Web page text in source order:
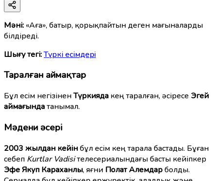
Мәні: «Аға», батыр, қорықпайтын деген мағыналарды
білдіреді.
Шығу тегі:Түркі есімдерi
Таралған аймақтар
Бұл есім негізіненТүркияда кең таралған, әсіресе Эгей
аймағындатанымал.
Мәдени әсері
2003 жылдан кейінбұл есім кең тарала бастады. Бұған
себеп Kurtlar Vadisiтелесериалындағы басты кейіпкер
Эфе Якуп Караханлы, яғни Полат Алемдарболды.